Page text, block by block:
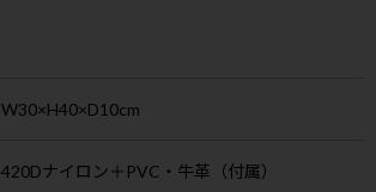
W30×H40×D10cm
420Dナイロン＋PVC・牛革（付属）